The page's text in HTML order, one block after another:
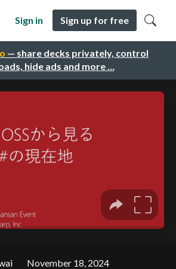
— share decks privately, control
hide ads and more …
Sign in Sign up for free
November 18, 2024